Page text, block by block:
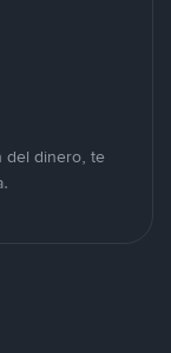
del dinero, te